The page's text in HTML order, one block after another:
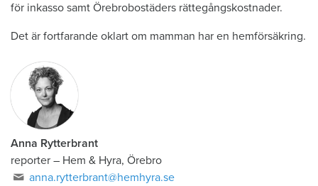
för inkasso samt Örebrobostäders rättegångskostnader.
Det är fortfarande oklart om mamman har en hemförsäkring.
Anna Rytterbrant
reporter – Hem & Hyra, Örebro
anna.rytterbrant@hemhyra.se